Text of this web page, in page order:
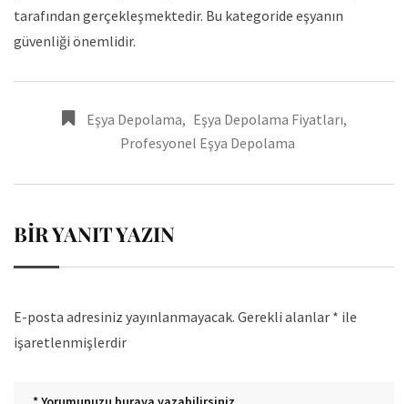
tarafından gerçekleşmektedir. Bu kategoride eşyanın
güvenliği önemlidir.
Eşya Depolama, Eşya Depolama Fiyatları,
Profesyonel Eşya Depolama
BIR YANIT YAZIN
E-posta adresiniz yayınlanmayacak. Gerekli alanlar * ile
işaretlenmişlerdir